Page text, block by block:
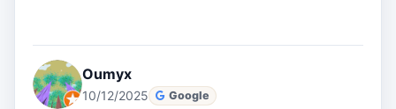
Oumyx
10/12/2025 Google